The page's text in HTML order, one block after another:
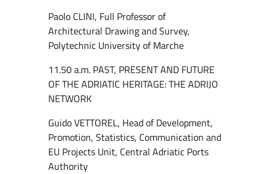
Paolo CLINI, Full Professor of
Architectural Drawing and Survey,
Polytechnic University of Marche
11.50 a.m. PAST, PRESENT AND FUTURE
OF THE ADRIATIC HERITAGE: THE ADRIJO
NETWORK
Guido VETTOREL, Head of Development,
Promotion, Statistics, Communication and
EU Projects Unit, Central Adriatic Ports
Authority